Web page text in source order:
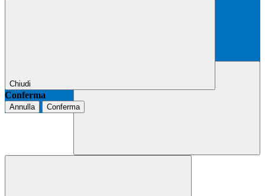
Chiudi
Conferma
Annulla Conferma